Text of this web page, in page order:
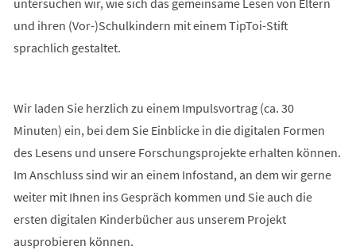
und ihren (Vor-)Schulkindern mit einem TipToi-Stift
sprachlich gestaltet.
Wir laden Sie herzlich zu einem Impulsvortrag (ca. 30
Minuten) ein, bei dem Sie Einblicke in die digitalen Formen
des Lesens und unsere Forschungsprojekte erhalten können.
Im Anschluss sind wir an einem Infostand, an dem wir gerne
weiter mit Ihnen ins Gespräch kommen und Sie auch die
ersten digitalen Kinderbücher aus unserem Projekt
ausprobieren können.